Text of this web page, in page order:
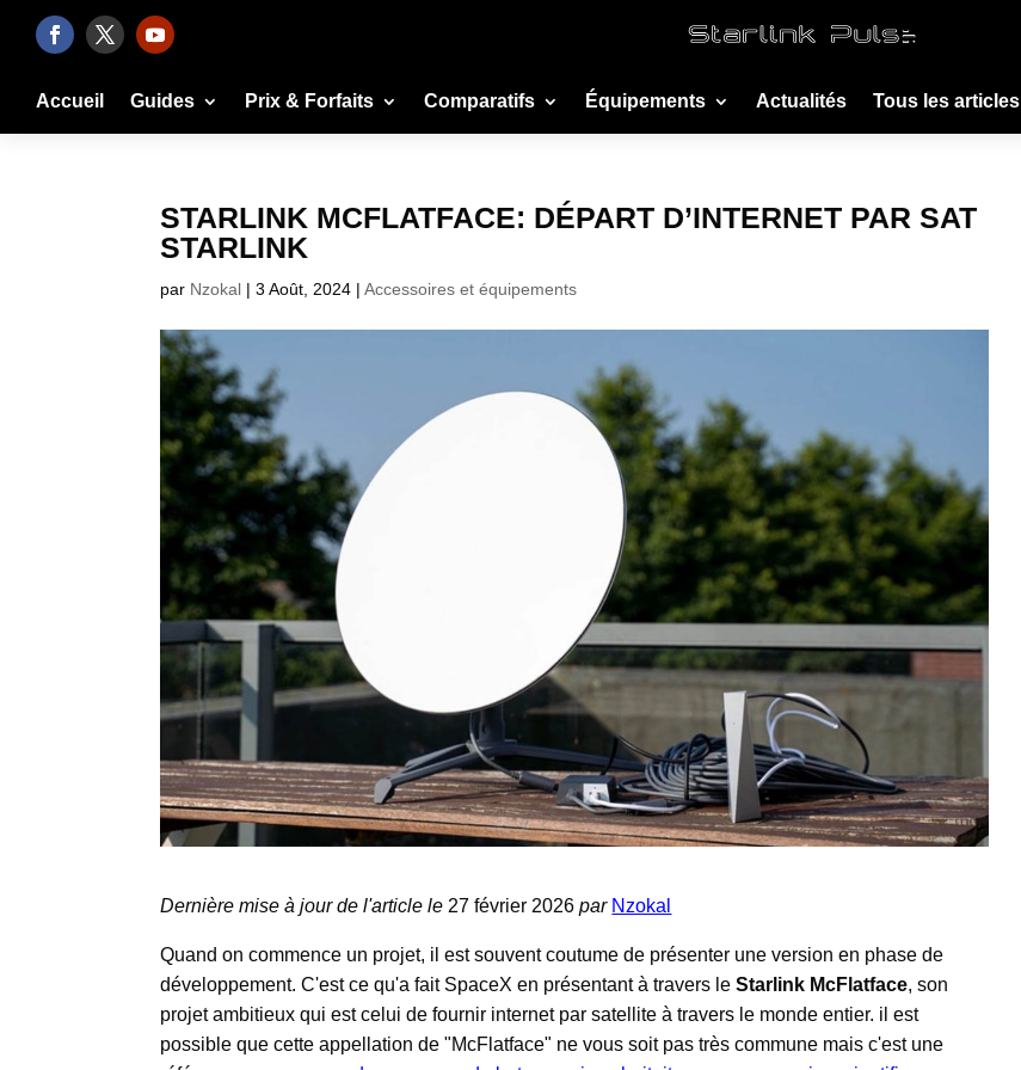
Accueil Guides Prix & Forfaits Comparatifs Équipements Actualités Tous les articles
STARLINK MCFLATFACE: DÉPART D’INTERNET PAR SAT
STARLINK
par Nzokal |3 Août, 2024 |Accessoires et équipements
Dernière mise à jour de l'article le 27 février 2026par Nzokal
Quand on commence un projet, il est souvent coutume de présenter une version en phase de
développement. C'est ce qu'a fait SpaceX en présentant à travers leStarlink McFlatface, son
projet ambitieux qui est celui de fournir internet par satellite à travers le monde entier. il est
possible que cette appellation de "McFlatface" ne vous soit pas très commune mais c'est une